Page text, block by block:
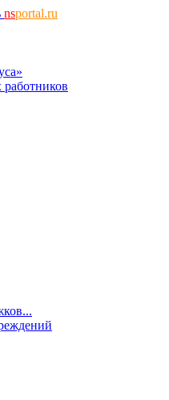
nsportal.ru
работников